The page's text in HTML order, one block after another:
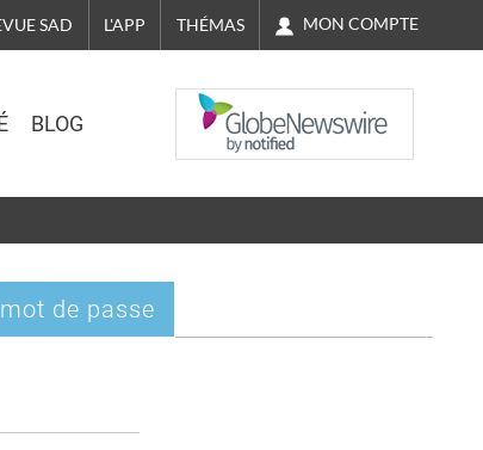
SAD L'APP THÉMAS MON COMPTE
BLOG
NASDAQ
de passe